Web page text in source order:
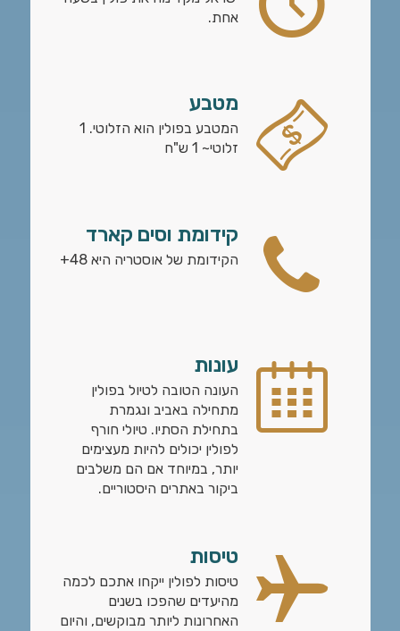
אחת.
מטבע
המטבע בפולין הוא הזלוטי. 1
זלוטי~ 1 ש"ח
קידומת וסים קארד
הקידומת של אוסטריה היא 48+
עונות
העונה הטובה לטיול בפולין
מתחילה באביב ונגמרת
בתחילת הסתיו. טיולי חורף
לפולין יכולים להיות מעצימים
יותר, במיוחד אם הם משלבים
ביקור באתרים היסטוריים.
טיסות
טיסות לפולין ייקחו אתכם לכמה
מהיעדים שהפכו בשנים
האחרונות ליותר מבוקשים, והיום